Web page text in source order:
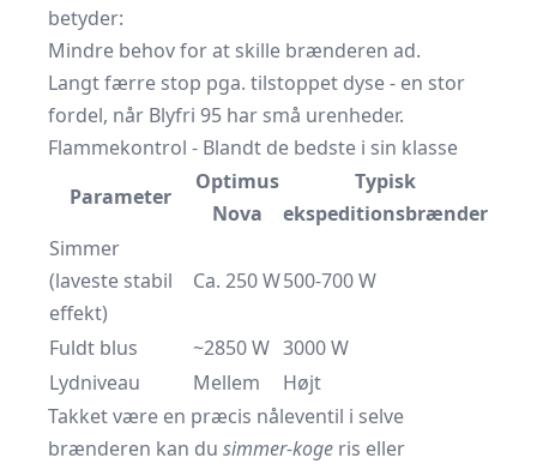
betyder:
Mindre behov for at skille brænderen ad.
Langt færre stop pga. tilstoppet dyse - en stor
fordel, når Blyfri 95 har små urenheder.
Flammekontrol - Blandt de bedste i sin klasse
Parameter
Optimus
Nova
Typisk
ekspeditionsbrænder
Simmer
(laveste stabil
effekt)
Ca. 250 W500-700 W
Fuldt blus ~2850 W 3000 W
Lydniveau
Mellem
Højt
Takket være en præcis nåleventil i selve
brænderen kan du simmer-koge ris eller